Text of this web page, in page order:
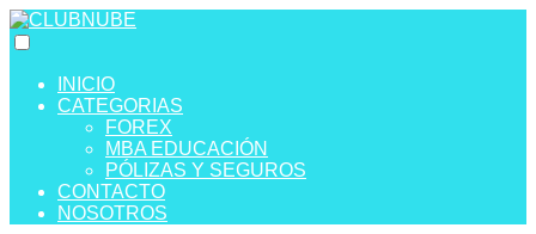
INICIO
CATEGORIAS
FOREX
MBA EDUCACIÓN
PÓLIZAS Y SEGUROS
CONTACTO
NOSOTROS